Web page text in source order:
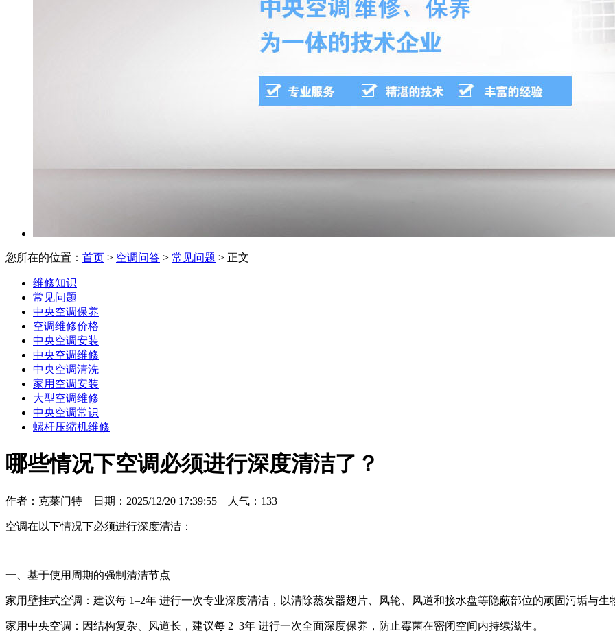
您所在的位置： 首页 > 空调问答 > 常见问题 > 正文
维修知识
常见问题
中央空调保养
空调维修价格
中央空调安装
中央空调维修
中央空调清洗
家用空调安装
大型空调维修
中央空调常识
螺杆压缩机维修
哪些情况下空调必须进行深度清洁了？
作者：克莱门特 日期：2025/12/20 17:39:55 人气： 133
空调在以下情况下必须进行深度清洁：
一、基于使用周期的强制清洁节点‌
家用壁挂式空调‌：建议每 ‌1–2年‌ 进行一次专业深度清洁，以清除蒸发器翅片、风轮、风道和接水盘等隐蔽部位的顽固污垢与生
家用中央空调‌：因结构复杂、风道长，建议每 ‌2–3年‌ 进行一次全面深度保养，防止霉菌在密闭空间内持续滋生。